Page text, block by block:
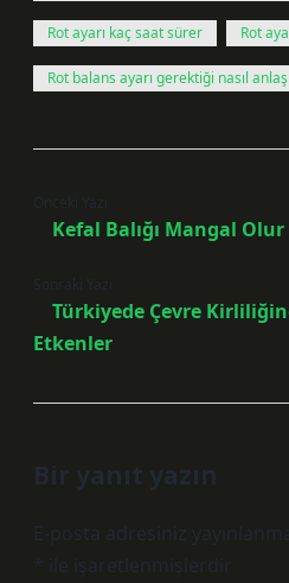
Rot ayarı kaç saat sürer Rot
Rot balans ayarı gerektiği nasıl
Önceki Yazı
Kefal Balığı Mangal
Sonraki Yazı
Türkiyede Çevre
Etkenler
Bir yanıt yazın
E-posta adresiniz
*
ile işaretlenmişlerdir